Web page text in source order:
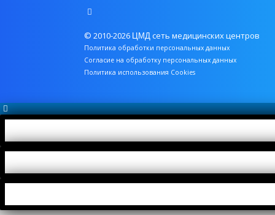
© 2010-2026 ЦМД сеть медицинских центров
Политика обработки персональных данных
Согласие на обработку персональных данных
Политика использования Cookies